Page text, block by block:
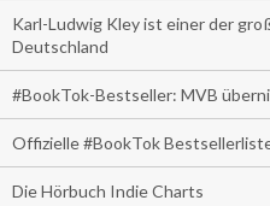
Karl-Ludwig Kley ist einer der
Deutschland
#BookTok-Bestseller: MVB
Offizielle #BookTok
Die Hörbuch Indie Charts